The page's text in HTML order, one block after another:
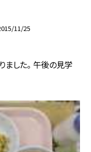
11/25
ました。 午後の見学